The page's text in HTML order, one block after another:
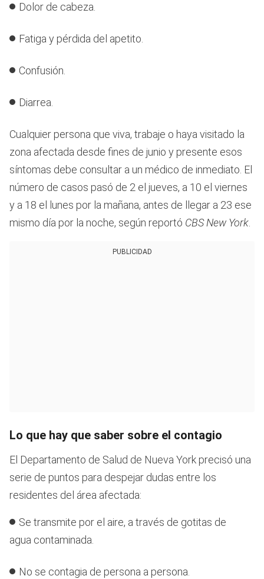
Dolor de cabeza.
Fatiga y pérdida del apetito.
Confusión.
Diarrea.
Cualquier persona que viva, trabaje o haya visitado la
zona afectada desde fines de junio y presente esos
síntomas debe consultar a un médico de inmediato. El
número de casos pasó de 2 el jueves, a 10 el viernes
y a 18 el lunes por la mañana, antes de llegar a 23 ese
mismo día por la noche, según reportó CBS New York.
PUBLICIDAD
Lo que hay que saber sobre el contagio
El Departamento de Salud de Nueva York precisó una
serie de puntos para despejar dudas entre los
residentes del área afectada:
Se transmite por el aire, a través de gotitas de
agua contaminada.
No se contagia de persona a persona.